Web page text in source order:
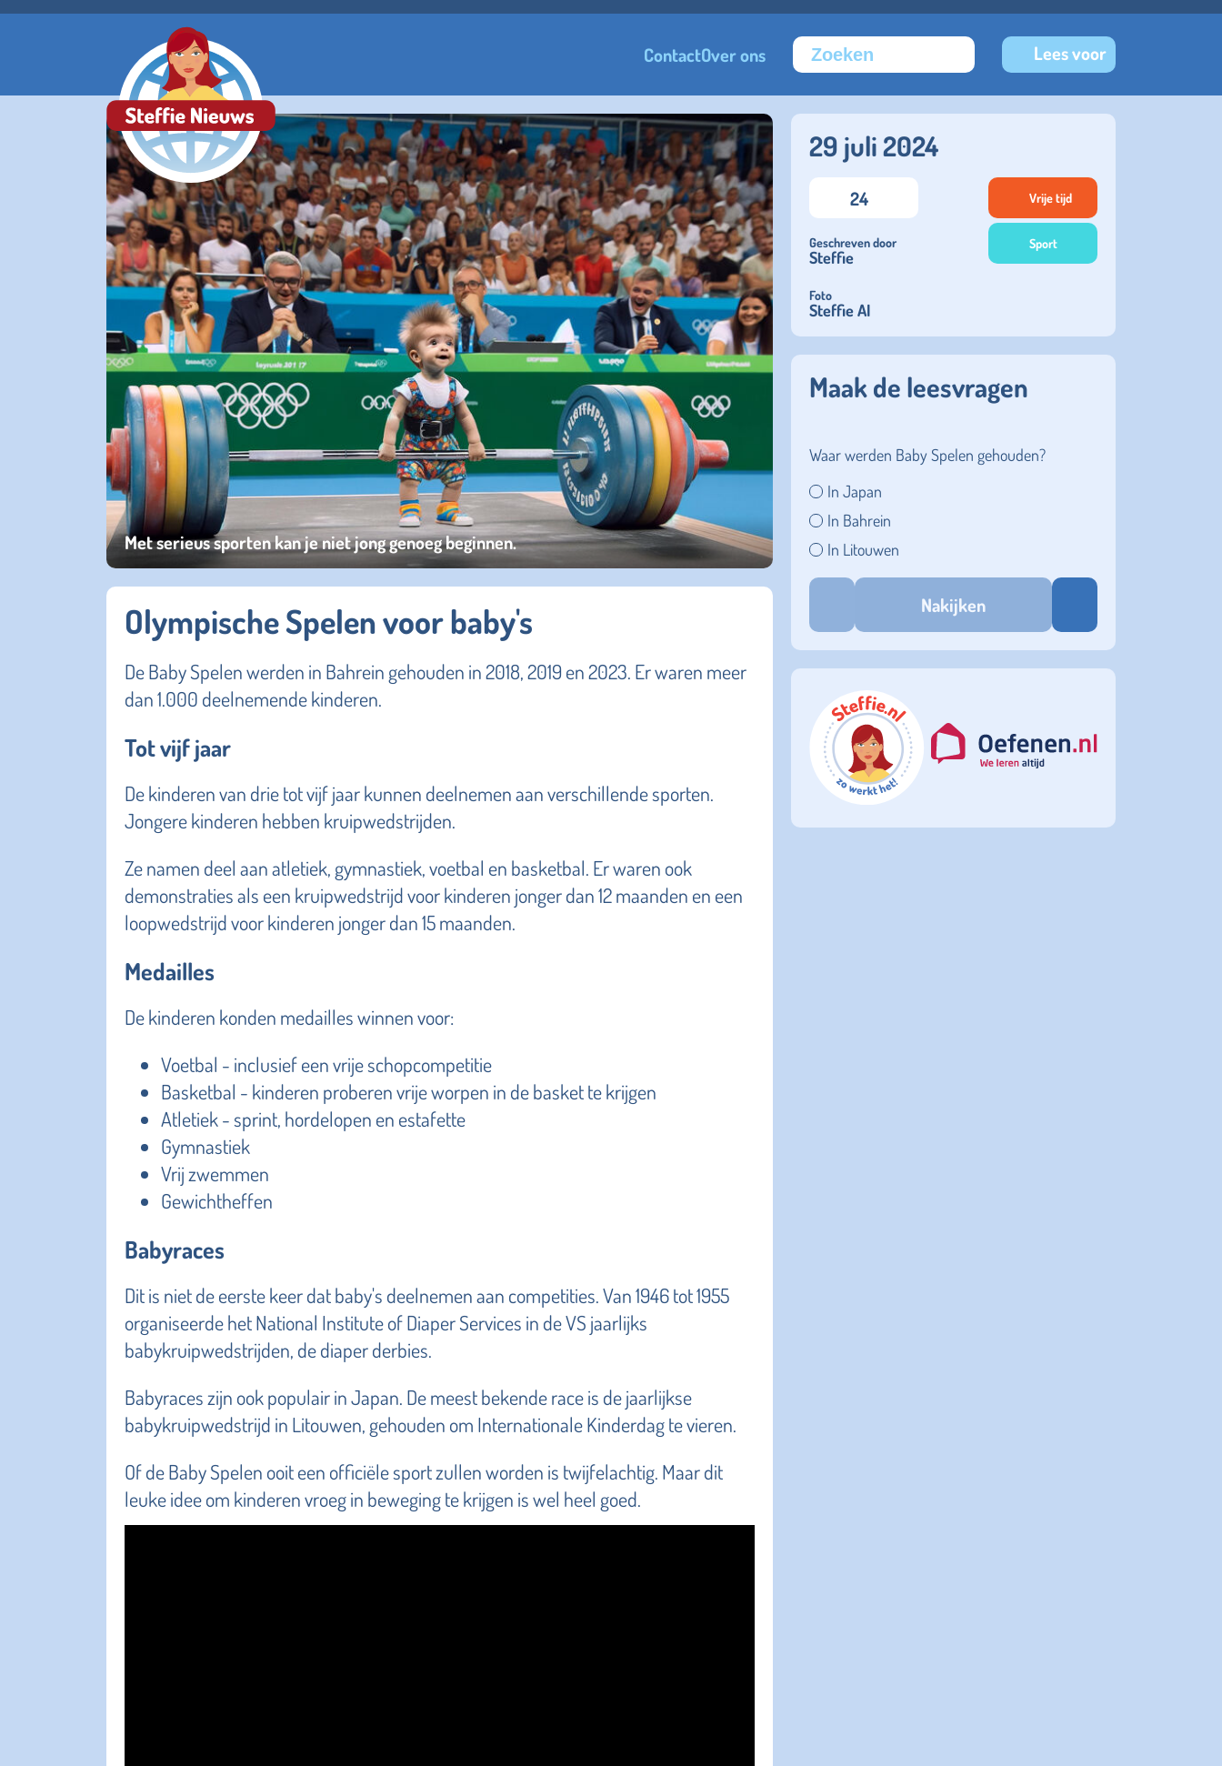
ContactOver ons Lees voor
Met serieus sporten kan je niet jong genoeg beginnen.
Olympische Spelen voor baby's
De Baby Spelen werden in Bahrein gehouden in 2018, 2019 en 2023. Er waren meer
dan 1.000 deelnemende kinderen.
Tot vijf jaar
De kinderen van drie tot vijf jaar kunnen deelnemen aan verschillende sporten.
Jongere kinderen hebben kruipwedstrijden.
Ze namen deel aan atletiek, gymnastiek, voetbal en basketbal. Er waren ook
demonstraties als een kruipwedstrijd voor kinderen jonger dan 12 maanden en een
loopwedstrijd voor kinderen jonger dan 15 maanden.
Medailles
De kinderen konden medailles winnen voor:
Voetbal - inclusief een vrije schopcompetitie
Basketbal - kinderen proberen vrije worpen in de basket te krijgen
Atletiek - sprint, hordelopen en estafette
Gymnastiek
Vrij zwemmen
Gewichtheffen
Babyraces
Dit is niet de eerste keer dat baby's deelnemen aan competities. Van 1946 tot 1955
organiseerde het National Institute of Diaper Services in de VS jaarlijks
babykruipwedstrijden, de diaper derbies.
Babyraces zijn ook populair in Japan. De meest bekende race is de jaarlijkse
babykruipwedstrijd in Litouwen, gehouden om Internationale Kinderdag te vieren.
Of de Baby Spelen ooit een officiële sport zullen worden is twijfelachtig. Maar dit
leuke idee om kinderen vroeg in beweging te krijgen is wel heel goed.
29 juli 2024
24
Geschreven door
Steffie
Foto
Steffie AI
Vrije tijd
Sport
Maak de leesvragen
Waar werden Baby Spelen gehouden?
In Japan
In Bahrein
In Litouwen
Nakijken